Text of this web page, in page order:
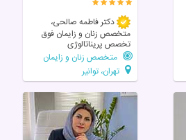
دکتر فاطمه صالحی،
متخصص زنان و زایمان فوق
تخصص پریناتالوژی
متخصص زنان و زایمان
تهران، توانیر